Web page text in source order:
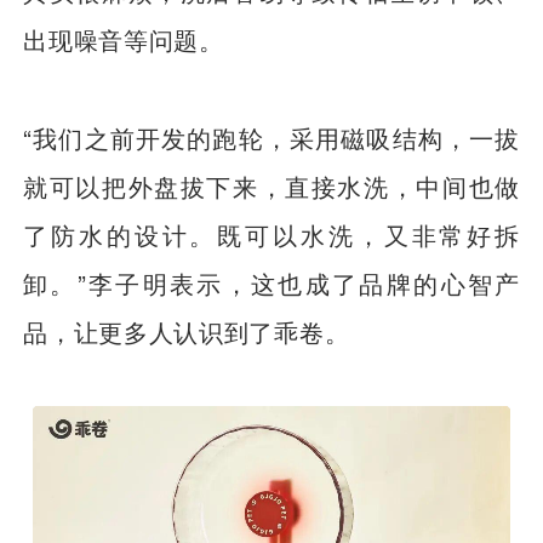
出现噪音等问题。
“我们之前开发的跑轮，采用磁吸结构，一拔
就可以把外盘拔下来，直接水洗，中间也做
了防水的设计。既可以水洗，又非常好拆
卸。”李子明表示，这也成了品牌的心智产
品，让更多人认识到了乖卷。